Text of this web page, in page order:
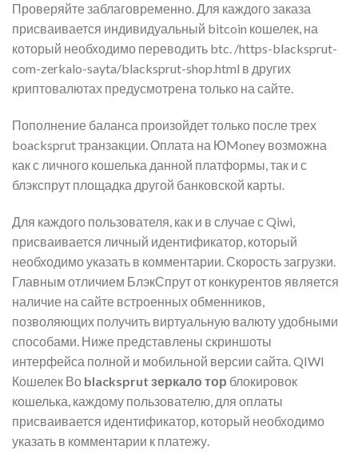
Проверяйте заблаговременно. Для каждого заказа
присваивается индивидуальный bitcoin кошелек, на
который необходимо переводить btc. /https-blacksprut-
com-zerkalo-sayta/blacksprut-shop.html в других
криптовалютах предусмотрена только на сайте.
Пополнение баланса произойдет только после трех
boacksprut транзакции. Оплата на ЮMoney возможна
как с личного кошелька данной платформы, так и с
блэкспрут площадка другой банковской карты.
Для каждого пользователя, как и в случае с Qiwi,
присваивается личный идентификатор, который
необходимо указать в комментарии. Скорость загрузки.
Главным отличием БлэкСпрут от конкурентов является
наличие на сайте встроенных обменников,
позволяющих получить виртуальную валюту удобными
способами. Ниже представлены скриншоты
интерфейса полной и мобильной версии сайта. QIWI
Кошелек Во blacksprut зеркало тор блокировок
кошелька, каждому пользователю, для оплаты
присваивается идентификатор, который необходимо
указать в комментарии к платежу.